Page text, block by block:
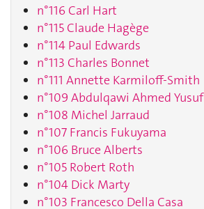
n°116 Carl Hart
n°115 Claude Hagège
n°114 Paul Edwards
n°113 Charles Bonnet
n°111 Annette Karmiloff-Smith
n°109 Abdulqawi Ahmed Yusuf
n°108 Michel Jarraud
n°107 Francis Fukuyama
n°106 Bruce Alberts
n°105 Robert Roth
n°104 Dick Marty
n°103 Francesco Della Casa